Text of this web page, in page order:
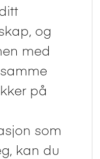
og
med
på
som
kan du